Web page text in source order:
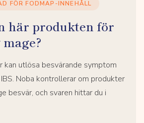
FÖR FODMAP-INNEHÅLL
här produkten för
kan utlösa besvärande symptom
Noba kontrollerar om produkter
besvär, och svaren hittar du i